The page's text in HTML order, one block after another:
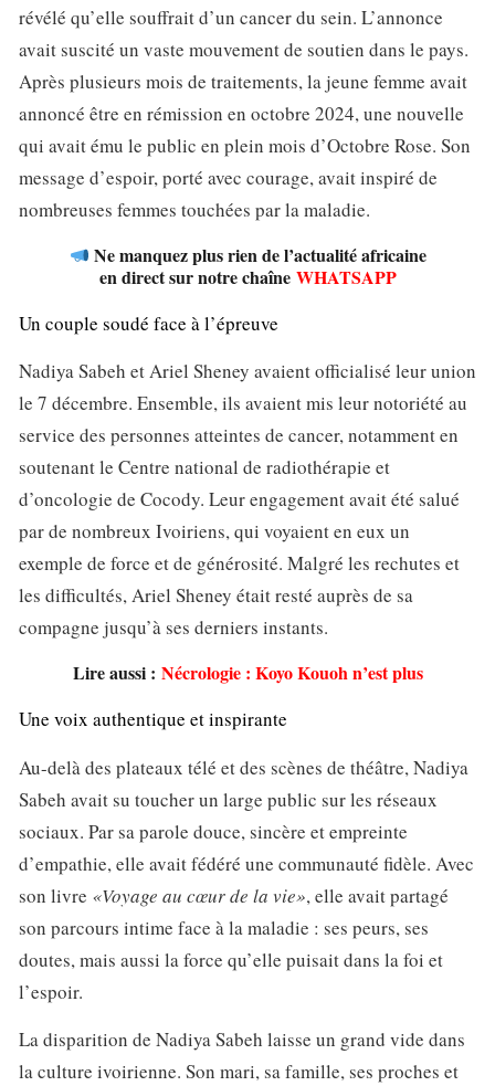
révélé qu’elle souffrait d’un cancer du sein. L’annonce
avait suscité un vaste mouvement de soutien dans le pays.
Après plusieurs mois de traitements, la jeune femme avait
annoncé être en rémission en octobre 2024, une nouvelle
qui avait ému le public en plein mois d’Octobre Rose. Son
message d’espoir, porté avec courage, avait inspiré de
nombreuses femmes touchées par la maladie.
Ne manquez plus rien de l’actualité africaine
en direct sur notre chaîne WHATSAPP
Un couple soudé face à l’épreuve
Nadiya Sabeh et Ariel Sheney avaient officialisé leur union
le 7 décembre. Ensemble, ils avaient mis leur notoriété au
service des personnes atteintes de cancer, notamment en
soutenant le Centre national de radiothérapie et
d’oncologie de Cocody. Leur engagement avait été salué
par de nombreux Ivoiriens, qui voyaient en eux un
exemple de force et de générosité. Malgré les rechutes et
les difficultés, Ariel Sheney était resté auprès de sa
compagne jusqu’à ses derniers instants.
Lire aussi : Nécrologie : Koyo Kouoh n’est plus
Une voix authentique et inspirante
Au-delà des plateaux télé et des scènes de théâtre, Nadiya
Sabeh avait su toucher un large public sur les réseaux
sociaux. Par sa parole douce, sincère et empreinte
d’empathie, elle avait fédéré une communauté fidèle. Avec
son livre «Voyage au cœur de la vie», elle avait partagé
son parcours intime face à la maladie : ses peurs, ses
doutes, mais aussi la force qu’elle puisait dans la foi et
l’espoir.
La disparition de Nadiya Sabeh laisse un grand vide dans
la culture ivoirienne. Son mari, sa famille, ses proches et